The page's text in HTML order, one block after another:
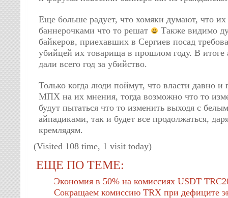
Еще больше радует, что хомяки думают, что их
баннерочками что то решат
Также видимо
байкеров, приехавших в Сергиев посад
убийцей их товарища в прошлом году. В итоге
дали всего год за убийство.
Только когда люди поймут, что власти давно
МПХ на их мнения, тогда возможно что то
будут пытаться что то изменить выходя с
айпадиками, так и будет все продолжаться,
кремлядям.
(Visited 108 time, 1 visit today)
ЕЩЕ ПО ТЕМЕ:
Экономия в 50% на комиссиях USDT
Сокращаем комиссию TRX при дефиците